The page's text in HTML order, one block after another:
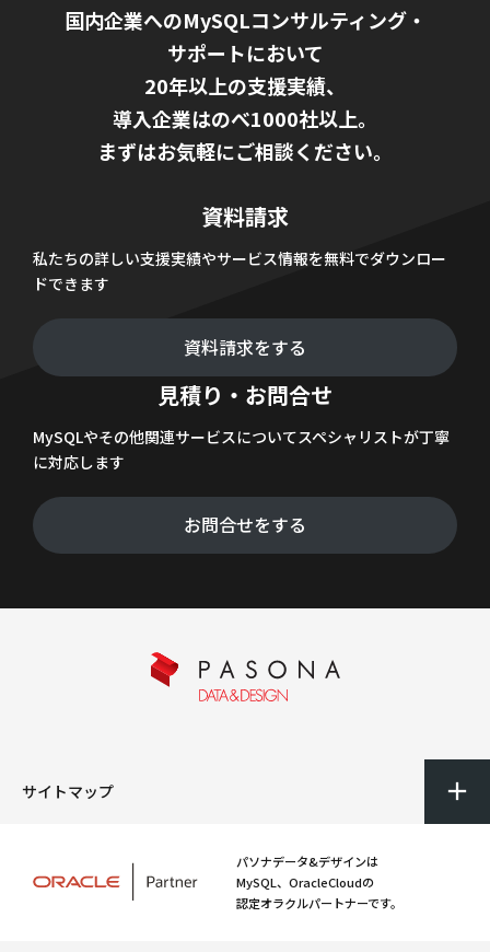
国内企業へのMySQLコンサルティング・
サポートにおいて
20年以上の支援実績、
導入企業はのべ1000社以上。
まずはお気軽にご相談ください。
資料請求
私たちの詳しい支援実績やサービス情報を無料でダウンロー
ドできます
資料請求をする
見積り・お問合せ
MySQLやその他関連サービスについてスペシャリストが丁寧
に対応します
お問合せをする
サイトマップ
パソナデータ&デザインは
MySQL、OracleCloudの
認定オラクルパートナーです。